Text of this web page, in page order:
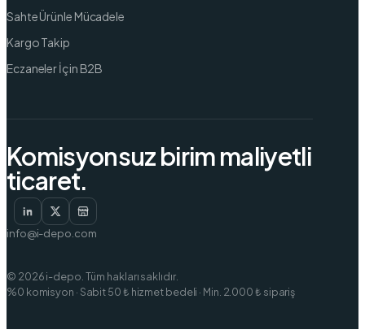
Sahte Ürünle Mücadele
Kargo Takip
Eczaneler İçin B2B
Komisyonsuz birim maliyetli
ticaret.
info@i-depo.com
© 2026 i-depo. Tüm hakları saklıdır.
%0 komisyon · Sabit 50 ₺ hizmet bedeli · Min. 2.000 ₺ sipariş